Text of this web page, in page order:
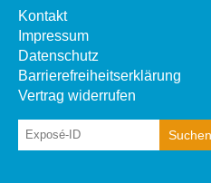
Kontakt
Impressum
Datenschutz
Barrierefreiheitserklärung
Vertrag widerrufen